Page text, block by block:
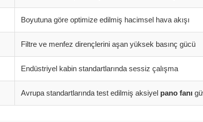
Boyutuna göre optimize edilmiş hacimsel hava akışı
Filtre ve menfez dirençlerini aşan yüksek basınç gücü
Endüstriyel kabin standartlarında sessiz çalışma
Avrupa standartlarında test edilmiş aksiyel pano fanı